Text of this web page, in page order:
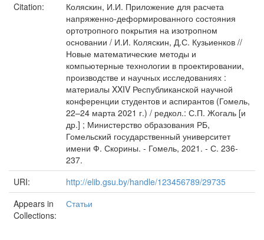
Citation:
Коляскин, И.И. Приложение для расчета
напряженно-деформированного состояния
ортотропного покрытия на изотропном
основании / И.И. Коляскин, Д.С. Кузьиенков //
Новые математические методы и
компьютерные технологии в проектировании,
производстве и научных исследованиях :
материалы XXIV Республиканской научной
конференции студентов и аспирантов (Гомель,
22–24 марта 2021 г.) / редкол.: С.П. Жогаль [и
др.] ; Министерство образования РБ,
Гомельский государственный университет
имени Ф. Скорины. - Гомель, 2021. - С. 236-
237.
URI:
http://elib.gsu.by/handle/123456789/29735
Appears in
Collections:
Статьи